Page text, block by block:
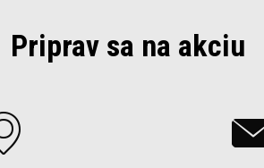
Priprav sa na akciu